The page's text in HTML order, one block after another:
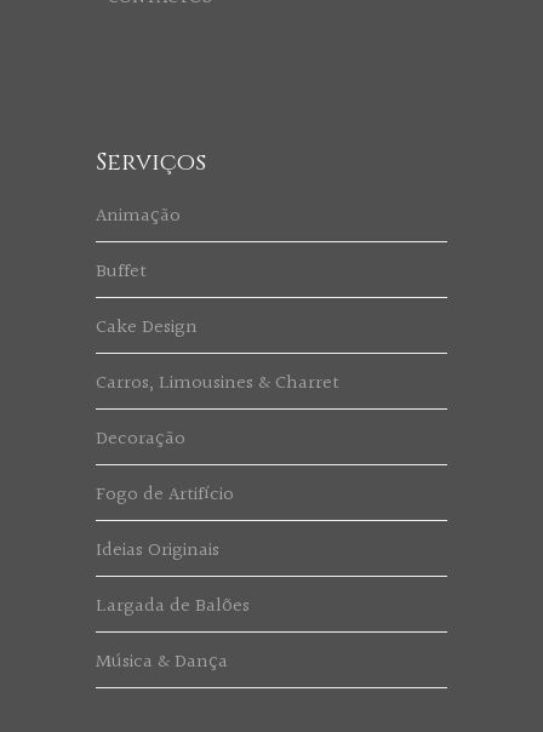
Serviços
Animação
Buffet
Cake Design
Carros, Limousines & Charret
Decoração
Fogo de Artifício
Ideias Originais
Largada de Balões
Música & Dança